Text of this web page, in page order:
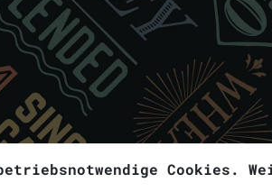
© 2026samplebar.de -
Cookies.